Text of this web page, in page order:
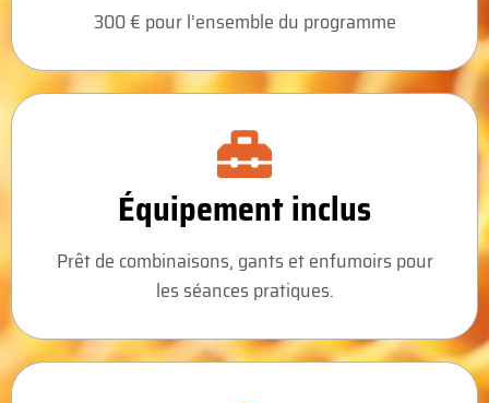
300 € pour l’ensemble du programme
Équipement inclus
Prêt de combinaisons, gants et enfumoirs pour
les séances pratiques.